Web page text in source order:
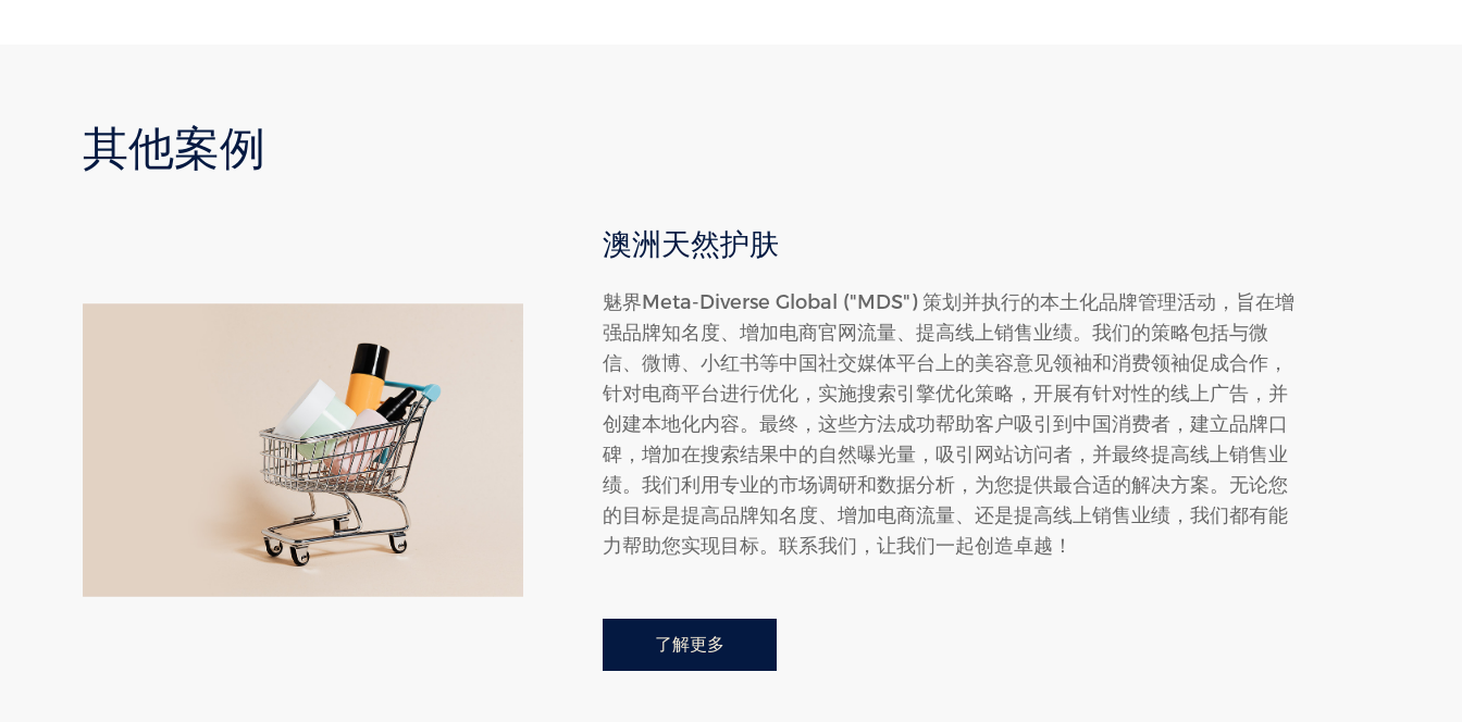
其他案例
澳洲天然护肤
魅界Meta-Diverse Global ("MDS") 策划并执行的本土化品牌管理活动，旨在增
强品牌知名度、增加电商官网流量、提高线上销售业绩。我们的策略包括与微
信、微博、小红书等中国社交媒体平台上的美容意见领袖和消费领袖促成合作，
针对电商平台进行优化，实施搜索引擎优化策略，开展有针对性的线上广告，并
创建本地化内容。最终，这些方法成功帮助客户吸引到中国消费者，建立品牌口
碑，增加在搜索结果中的自然曝光量，吸引网站访问者，并最终提高线上销售业
绩。我们利用专业的市场调研和数据分析，为您提供最合适的解决方案。无论您
的目标是提高品牌知名度、增加电商流量、还是提高线上销售业绩，我们都有能
力帮助您实现目标。联系我们，让我们一起创造卓越！
了解更多